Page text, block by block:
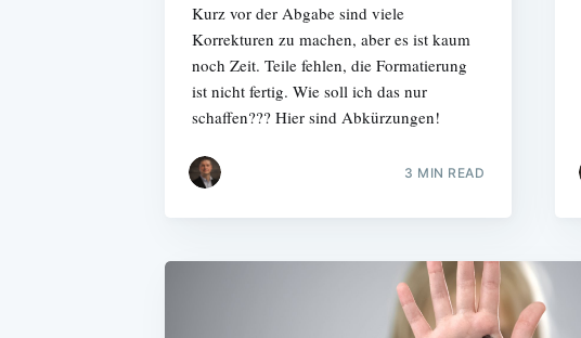
Kurz vor der Abgabe sind viele
Korrekturen zu machen, aber es ist kaum
noch Zeit. Teile fehlen, die Formatierung
ist nicht fertig. Wie soll ich das nur
schaffen??? Hier sind Abkürzungen!
3 MIN READ